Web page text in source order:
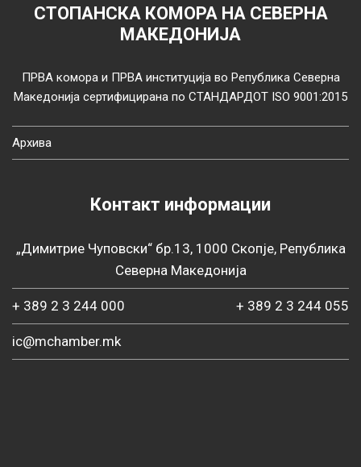
СТОПАНСКА КОМОРА НА СЕВЕРНА
МАКЕДОНИЈА
ПРВА комора и ПРВА институција во Република Северна
Македонија сертифицирана по СТАНДАРДОТ ISO 9001:2015
Архива
Контакт информации
„Димитрие Чуповски“ бр.13, 1000 Скопје, Република
Северна Македонија
+ 389 2 3 244 000 + 389 2 3 244 055
ic@mchamber.mk